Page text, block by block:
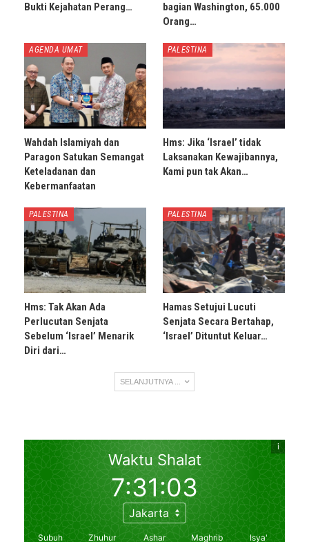
Bukti Kejahatan Perang…
bagian Washington, 65.000
Orang…
AGENDA UMAT
Wahdah Islamiyah dan
Paragon Satukan Semangat
Keteladanan dan
Kebermanfaatan
PALESTINA
Hms: Jika ‘Israel’ tidak
Laksanakan Kewajibannya,
Kami pun tak Akan…
PALESTINA
Hms: Tak Akan Ada
Perlucutan Senjata
Sebelum ‘Israel’ Menarik
Diri dari…
PALESTINA
Hamas Setujui Lucuti
Senjata Secara Bertahap,
‘Israel’ Dituntut Keluar…
SELANJUTNYA ...